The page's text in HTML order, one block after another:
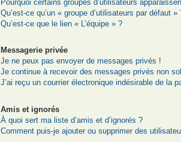
Pourquoi certains groupes d’utilisateurs
Qu’est-ce qu’un « groupe d’utilisateurs par défaut »
Qu’est-ce que le lien « L’équipe » ?
Messagerie privée
Je ne peux pas envoyer de messages privés !
Je continue à recevoir des messages privés non
J’ai reçu un courrier électronique indésirable de la
Amis et ignorés
À quoi sert ma liste d’amis et d’ignorés ?
Comment puis-je ajouter ou supprimer des